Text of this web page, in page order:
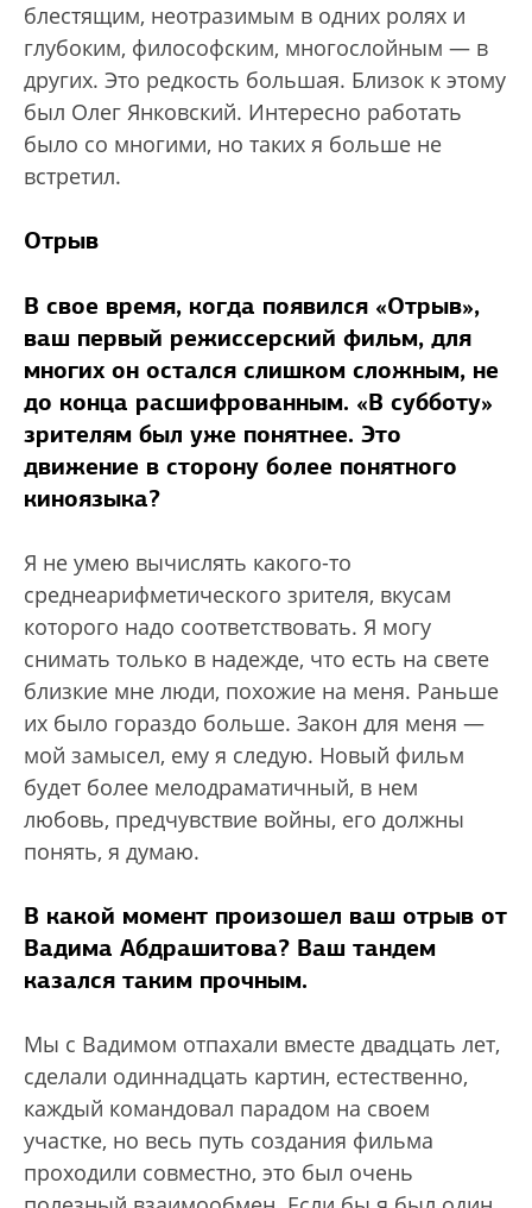
блестящим, неотразимым в одних ролях и
глубоким, философским, многослойным — в
других. Это редкость большая. Близок к этому
был Олег Янковский. Интересно работать
было со многими, но таких я больше не
встретил.
Отрыв
В свое время, когда появился «Отрыв»,
ваш первый режиссерский фильм, для
многих он остался слишком сложным, не
до конца расшифрованным. «В субботу»
зрителям был уже понятнее. Это
движение в сторону более понятного
киноязыка?
Я не умею вычислять какого-то
среднеарифметического зрителя, вкусам
которого надо соответствовать. Я могу
снимать только в надежде, что есть на свете
близкие мне люди, похожие на меня. Раньше
их было гораздо больше. Закон для меня —
мой замысел, ему я следую. Новый фильм
будет более мелодраматичный, в нем
любовь, предчувствие войны, его должны
понять, я думаю.
В какой момент произошел ваш отрыв от
Вадима Абдрашитова? Ваш тандем
казался таким прочным.
Мы с Вадимом отпахали вместе двадцать лет,
сделали одиннадцать картин, естественно,
каждый командовал парадом на своем
участке, но весь путь создания фильма
проходили совместно, это был очень